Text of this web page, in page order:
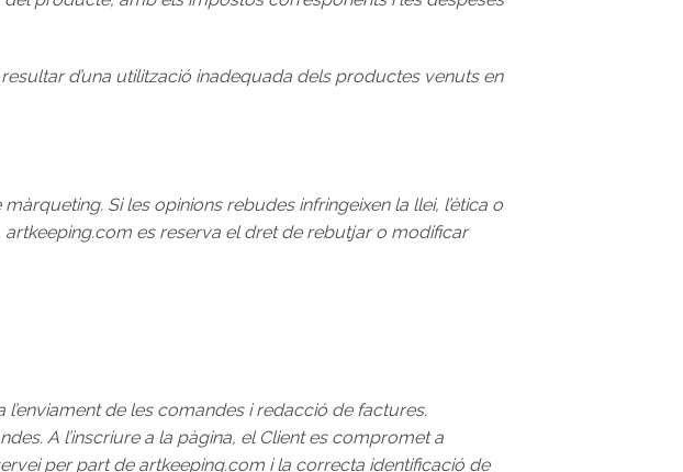
d’una utilització inadequada dels productes venuts en
Si les opinions rebudes infringeixen la llei, l’ètica o
es reserva el dret de rebutjar o modificar
de les comandes i redacció de factures.
A l’inscriure a la pàgina, el Client es compromet a
per part de artkeeping.com i la correcta identificació de